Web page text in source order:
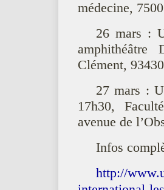
médecine,
26 mars :
Clément,
27 mars :
17h30,
avenue de
Infos
http://